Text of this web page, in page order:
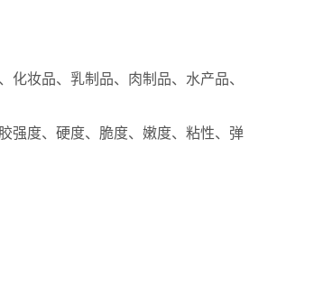
妆品、乳制品、肉制品、水产品、
强度、硬度、脆度、嫩度、粘性、弹